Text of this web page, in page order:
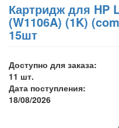
Картридж для HP
(W1106A) (1K)
15шт
Доступно для заказа:
11 шт.
Дата поступления:
18/08/2026